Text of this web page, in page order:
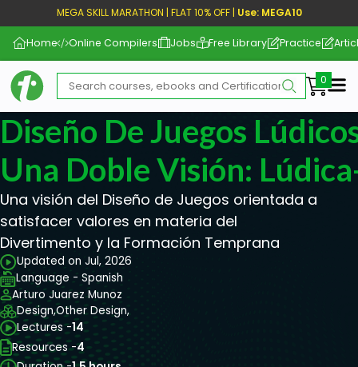
MEGA SKILL MARATHON | FLAT 10% OFF | Use: MEGA10
Home Online Compilers Jobs Free Library Practice
Diseño De Juegos
Una Doble Visión:
Una visión del Diseño de Juegos orientada a
satisfacer valores en materia del
Divertimento y la Formación Temprana
Updated on Jul, 2026
Language - Spanish
Arturo Juarez Munoz
Design,Other Design,
Lectures -14
Resources -4